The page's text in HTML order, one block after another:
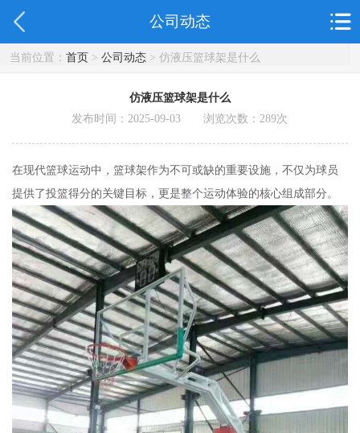
公司动态
当前位置： 首页> 公司动态> 仿液压篮球架是什么
仿液压篮球架是什么
发布时间：2025-09-03 浏览次数：289次
在现代篮球运动中，篮球架作为不可或缺的重要设施，不仅为球员
提供了投篮得分的关键目标，更是整个运动体验的核心组成部分。